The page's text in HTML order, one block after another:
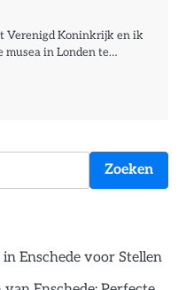
Verenigd Koninkrijk en ik
musea in Londen te…
Zoeken
Enschede voor Stellen